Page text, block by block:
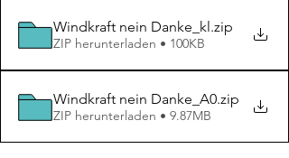
Windkraft nein Danke_kl.zip
ZIP herunterladen • 100KB
Windkraft nein Danke_A0.zip
ZIP herunterladen • 9.87MB